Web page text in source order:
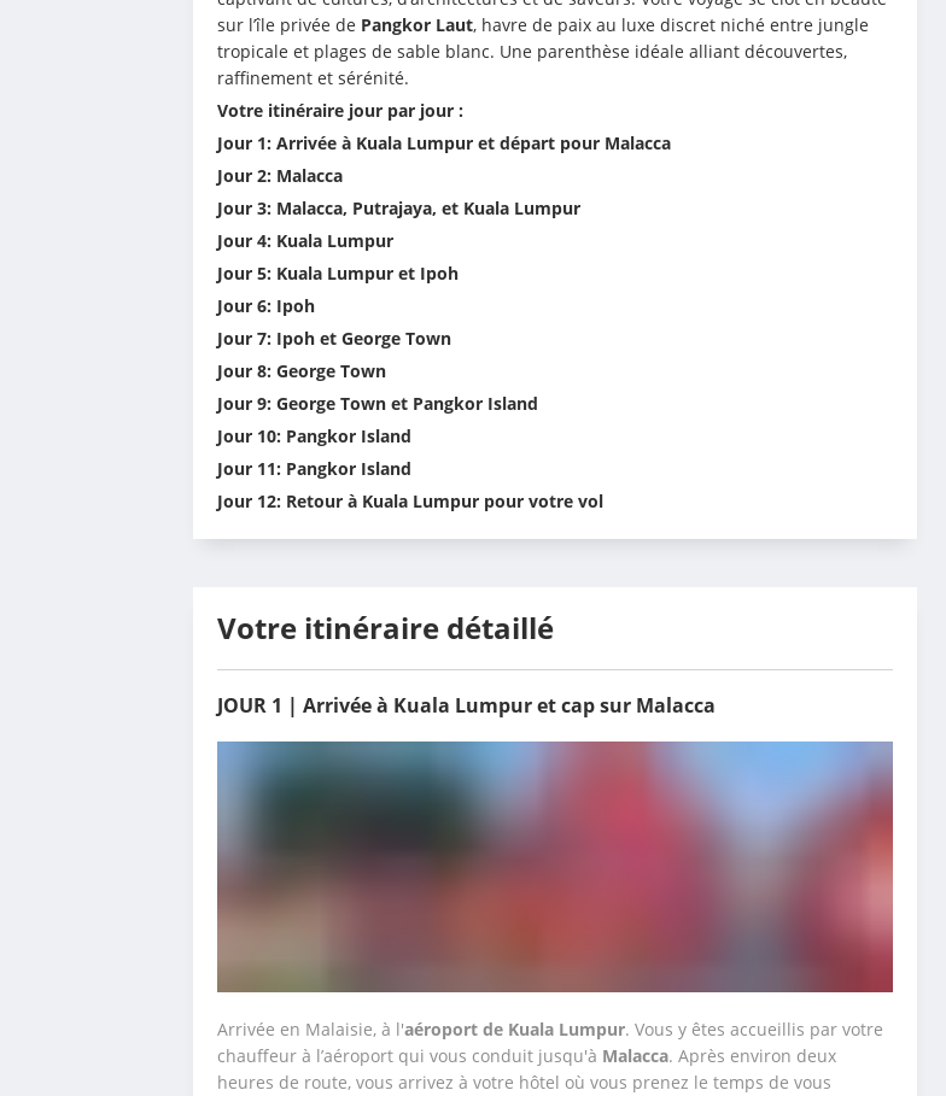
sur l’île privée de Pangkor Laut, havre de paix au luxe discret niché entre jungle
tropicale et plages de sable blanc. Une parenthèse idéale alliant découvertes,
raffinement et sérénité.
Votre itinéraire jour par jour :
Jour 1: Arrivée à Kuala Lumpur et départ pour Malacca
Jour 2: Malacca
Jour 3: Malacca, Putrajaya, et Kuala Lumpur
Jour 4: Kuala Lumpur
Jour 5: Kuala Lumpur et Ipoh
Jour 6: Ipoh
Jour 7: Ipoh et George Town
Jour 8: George Town
Jour 9: George Town et Pangkor Island
Jour 10: Pangkor Island
Jour 11: Pangkor Island
Jour 12: Retour à Kuala Lumpur pour votre vol
Votre itinéraire détaillé
JOUR 1 | Arrivée à Kuala Lumpur et cap sur Malacca
Arrivée en Malaisie, à l'aéroport de Kuala Lumpur. Vous y êtes accueillis par votre
chauffeur à l’aéroport qui vous conduit jusqu'à Malacca. Après environ deux
heures de route, vous arrivez à votre hôtel où vous prenez le temps de vous